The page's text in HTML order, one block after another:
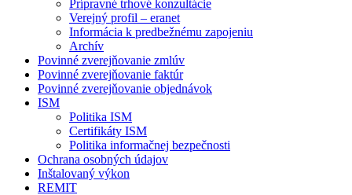
Prípravné trhové konzultácie
Verejný profil – eranet
Informácia k predbežnému zapojeniu
Archív
Povinné zverejňovanie zmlúv
Povinné zverejňovanie faktúr
Povinné zverejňovanie objednávok
ISM
Politika ISM
Certifikáty ISM
Politika informačnej bezpečnosti
Ochrana osobných údajov
Inštalovaný výkon
REMIT